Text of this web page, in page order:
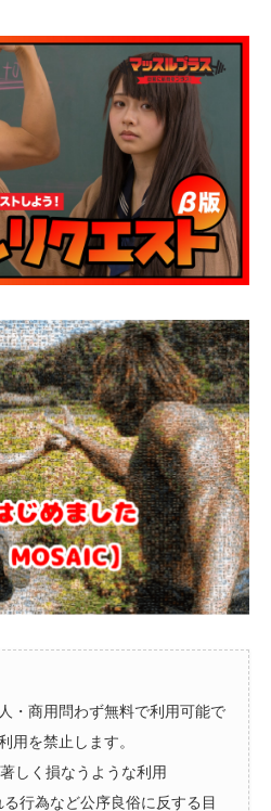
・商用問わず無料で利用可能で
用を禁止します。
しく損なうような利用
行為など公序良俗に反する目